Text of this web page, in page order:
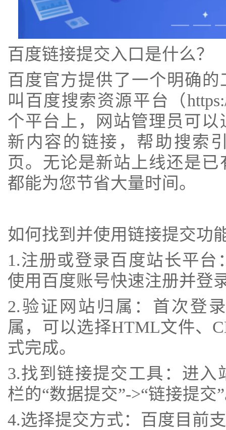
百度链接提交入口是什么？
百度官方提供了一个明确
叫百度搜索资源平台（
个平台上，网站管理员可
新内容的链接，帮助搜索
页。无论是新站上线还是
都能为您节省大量时间。
如何找到并使用链接提交功
1.注册或登录百度站长平
使用百度账号快速注册并登
2.验证网站归属：首次登
属，可以选择HTML文件、
式完成。
3.找到链接提交工具：进
栏的“数据提交”->“链接提交
4.选择提交方式：百度目前